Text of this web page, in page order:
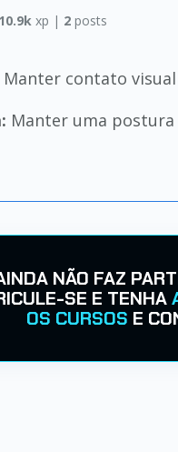
10.9k xp | 2 posts
Manter contato
Manter uma
NÃO FAZ
SE E TENHA
OS CURSOS E